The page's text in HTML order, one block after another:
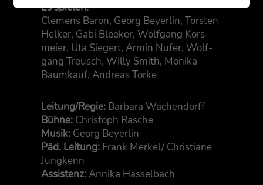
Es spie­len:
Cle­mens Baron, Georg Bey­er­lin, Tors­ten
Hel­ker, Gabi Blee­ker, Wolf­gang Kors­
mei­er, Uta Sie­gert, Armin Nufer, Wolf­
gang Treusch, Wil­ly Smith, Moni­ka
Baum­kauf, Andre­as Torke
Leitung/Regie:Bar­ba­ra Wachen­dorff
Büh­ne:Chris­toph Rasche
Musik:Georg Bey­er­lin
Päd. Lei­tung:Frank Merkel/ Chris­tia­ne
Jung­kenn
Assis­tenz:Anni­ka Hasselbach